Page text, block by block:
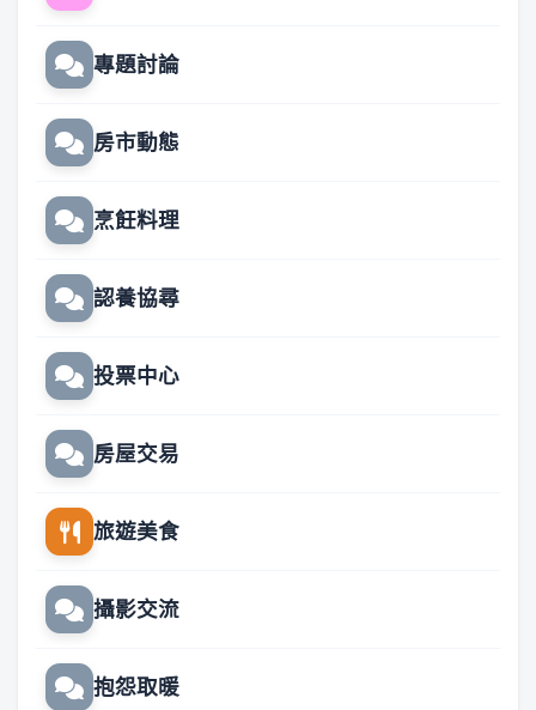
專題討論
房市動態
烹飪料理
認養協尋
投票中心
房屋交易
旅遊美食
攝影交流
抱怨取暖